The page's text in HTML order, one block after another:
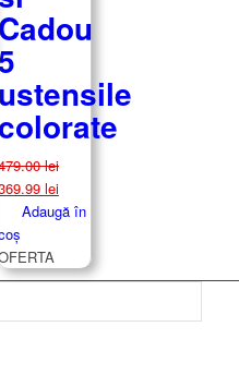
Cadou
ustensile
colorate
lei
inițial
lei.
leiPrețul
curent
Adaugă în